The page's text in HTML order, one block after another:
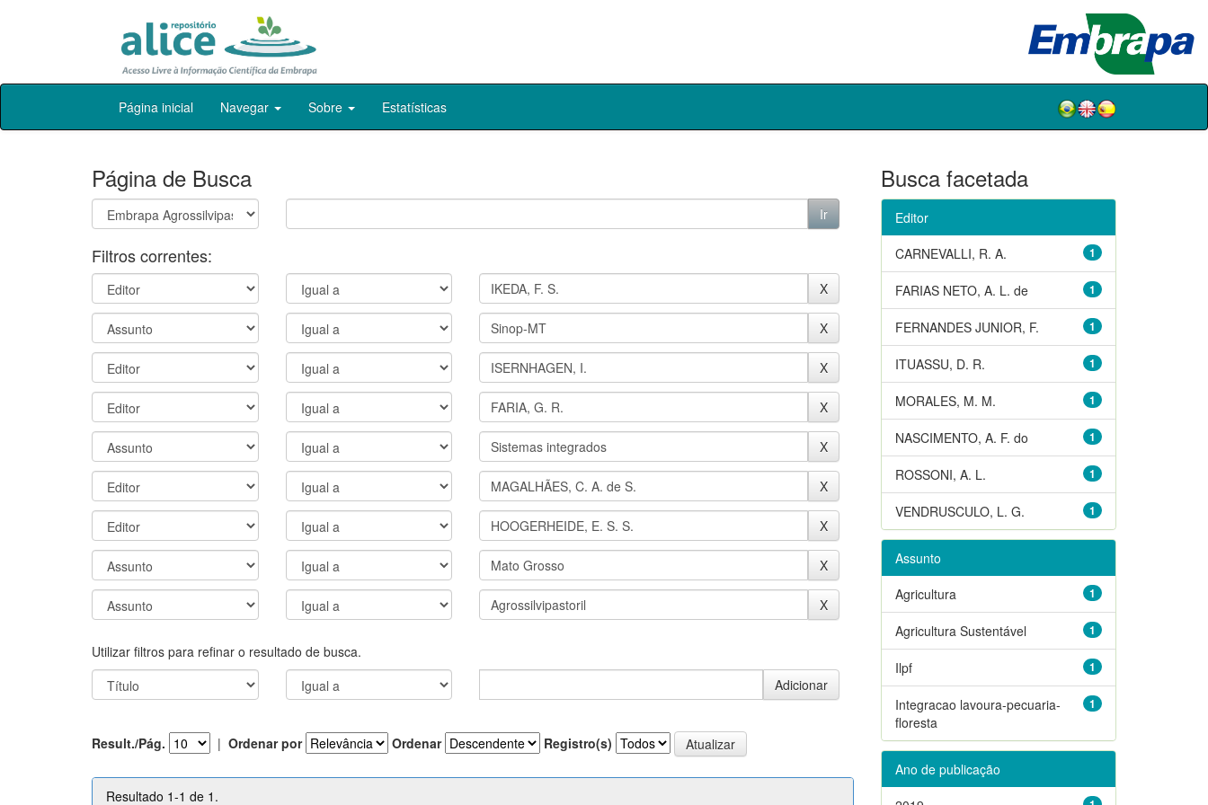
Skip
Página inicial Navegar Sobre Estatísticas
Página de Busca
Filtros correntes:
Utilizar filtros para refinar o resultado de busca.
Result./Pág. | Ordenar por Ordenar Registro(s)
Resultado 1-1 de 1.
Busca facetada
Editor
1
CARNEVALLI, R. A.
1
FARIAS NETO, A. L. de
1
FERNANDES JUNIOR, F.
1
ITUASSU, D. R.
1
MORALES, M. M.
1
NASCIMENTO, A. F. do
1
ROSSONI, A. L.
1
VENDRUSCULO, L. G.
Assunto
1
Agricultura
1
Agricultura Sustentável
1
Ilpf
1
Integracao lavoura-pecuaria-
floresta
Ano de publicação